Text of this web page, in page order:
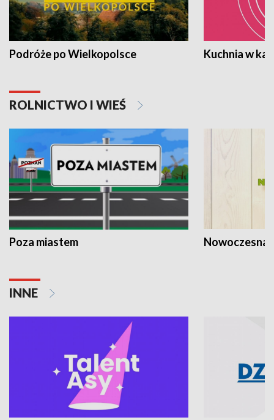
Podróże po Wielkopolsce Kuchnia w
ROLNICTWO I WIEŚ
Poza miastem Nowoczesna
INNE